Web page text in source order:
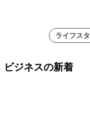
ライフス
ビジネスの新着